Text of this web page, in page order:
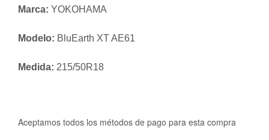
Marca: YOKOHAMA
Modelo: BluEarth XT AE61
Medida: 215/50R18
Aceptamos todos los métodos de pago para esta compra